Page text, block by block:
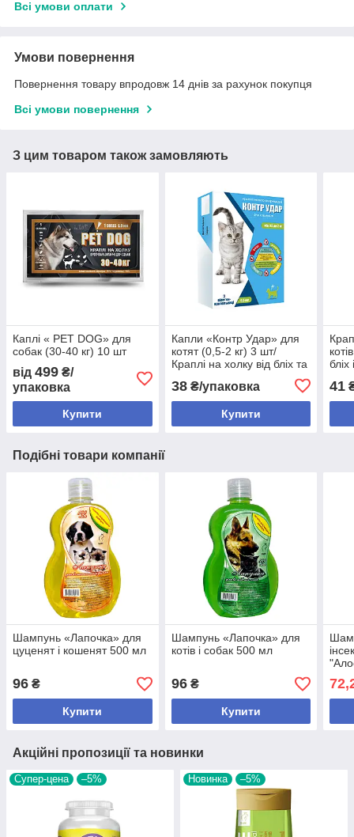
Всі умови оплати
Умови повернення
Повернення товару впродовж 14 днів за рахунок покупця
Всі умови повернення
З цим товаром також замовляють
Каплі « PET DOG» для
собак (30-40 кг) 10 шт
від 499 ₴/
упаковка
Купити
Капли «Контр Удар» для
котят (0,5-2 кг) 3 шт/
Краплі на холку від бліх та
38₴/упаковка
Купити
бліх
41
Подібні товари компанії
Шампунь «Лапочка» для
цуценят і кошенят 500 мл
96 ₴
Купити
Шампунь «Лапочка» для
котів і собак 500 мл
96₴
Купити
мл
Акційні пропозиції та новинки
Супер-цена –5% Новинка –5%